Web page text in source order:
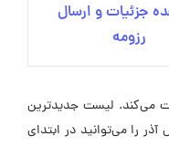
جزئیات و ارسال
رزومه
می‌کند. لیست جدیدترین
را می‌توانید در ابتدای